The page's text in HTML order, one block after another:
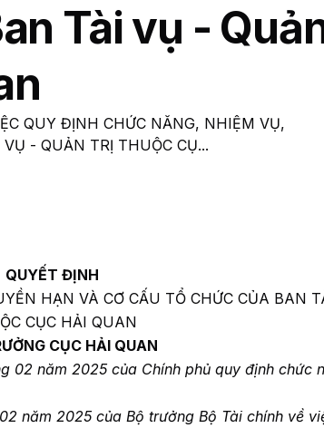
Tài vụ -
QUY ĐỊNH CHỨC NĂNG, NHIỆM VỤ,
- QUẢN TRỊ THUỘC CỤ...
QUYẾT ĐỊNH
HẠN VÀ CƠ CẤU TỔ CHỨC CỦA BAN
CỤC HẢI QUAN
CỤC HẢI QUAN
năm 2025 của Chính phủ quy định chức
năm 2025 của Bộ trưởng Bộ Tài chính về